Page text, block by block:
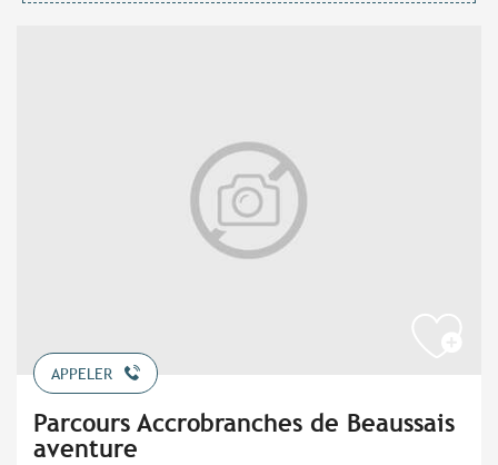
APPELER
Parcours Accrobranches de Beaussais
aventure